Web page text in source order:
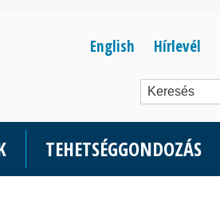
English Hírlevél
TEHETSÉGGONDOZÁS